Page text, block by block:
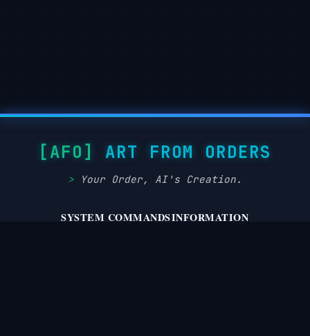
ART FROM ORDERS
Your Order, AI's Creation.
SYSTEM COMMANDSINFORMATION